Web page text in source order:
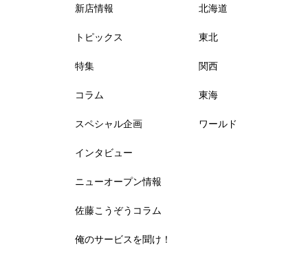
新店情報
トピックス
特集
コラム
スペシャル企画
インタビュー
ニューオープン情報
佐藤こうぞうコラム
俺のサービスを聞け！
北海道
東北
関西
東海
ワールド